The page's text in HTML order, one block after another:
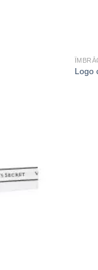
Logo